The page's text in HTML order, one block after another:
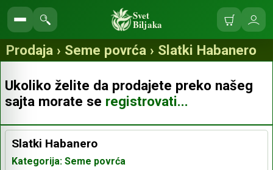
Pretraga
prodavnice
Svet
Biljaka Korpa
se
Prodaja › Seme povrća › Slatki Habanero
Ukoliko želite da prodajete preko našeg
sajta morate se registrovati...
Slatki Habanero
Kategorija: Seme povrća